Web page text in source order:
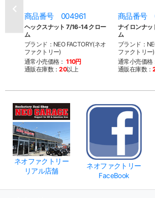
商品番号 004961
ヘックスナット 7/16-14 クロー
ム
ブランド：NEO FACTORY(ネオ
ファクトリー)
通常小売価格： 110円
通販在庫数：20以上
商品番号
ナイロンナッ
ム
ブランド：
ファクトリー)
通常小売価格
通販在庫数：
ネオファクトリー
リアル店舗
ネオファクトリー
FaceBook